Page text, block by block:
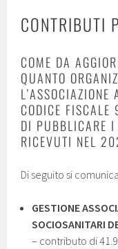
CONTRIBUTI
COME DA
QUANTO
CODICE
DI PUBBLICARE
RICEVUTI NEL
Di seguito si
GESTIONE
SOCIOSANITARI
– contributo di